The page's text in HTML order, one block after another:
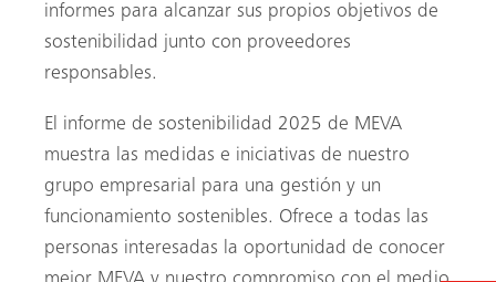
informes para alcanzar sus propios objetivos de
sostenibilidad junto con proveedores
responsables.
El informe de sostenibilidad 2025 de MEVA
muestra las medidas e iniciativas de nuestro
grupo empresarial para una gestión y un
funcionamiento sostenibles. Ofrece a todas las
personas interesadas la oportunidad de conocer